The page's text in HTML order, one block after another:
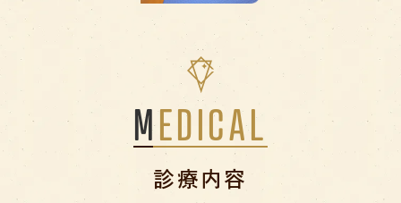
MEDICAL
診療内容